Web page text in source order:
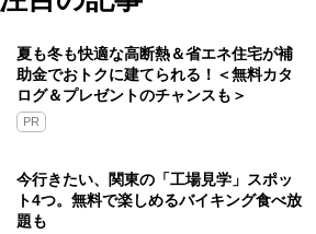
夏も冬も快適な高断熱＆省エネ住宅が補
助金でおトクに建てられる！＜無料カタ
ログ＆プレゼントのチャンスも＞
PR
今行きたい、関東の「工場見学」スポッ
ト4つ。無料で楽しめるバイキング食べ放
題も